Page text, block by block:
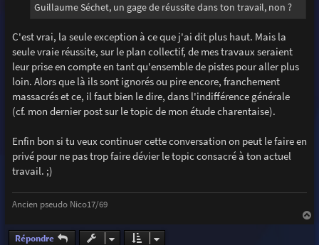
Guillaume Séchet, un gage de réussite dans ton travail, non ?
C'est vrai, la seule exception à ce que j'ai dit plus haut. Mais la
seule vraie réussite, sur le plan collectif, de mes travaux seraient
leur prise en compte en tant qu'ensemble de pistes pour aller plus
loin. Alors que là ils sont ignorés ou pire encore, franchement
massacrés et ce, il faut bien le dire, dans l'indifférence générale
(cf. mon dernier post sur le topic de mon étude charentaise).
Enfin bon si tu veux continuer cette conversation on peut le faire en
privé pour ne pas trop faire dévier le topic consacré à ton actuel
travail. ;)
Ancien pseudo Nico17/69
a
Répondre